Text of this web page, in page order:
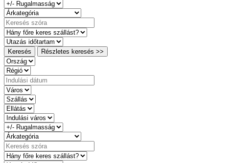
Keresés Részletes keresés >>